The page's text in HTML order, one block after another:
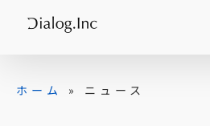
ホーム » ニュース